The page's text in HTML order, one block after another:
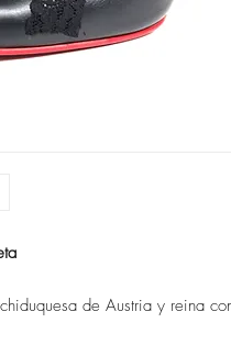
de Austria y reina